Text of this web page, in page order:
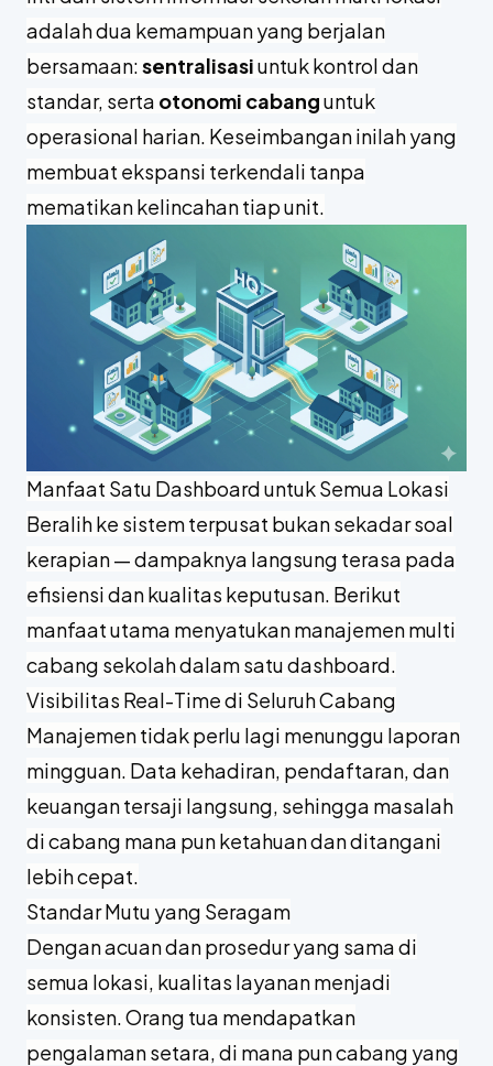
adalah dua kemampuan yang berjalan
bersamaan:sentralisasiuntuk kontrol dan
standar, serta otonomi cabanguntuk
operasional harian. Keseimbangan inilah yang
membuat ekspansi terkendali tanpa
mematikan kelincahan tiap unit.
Manfaat Satu Dashboard untuk Semua Lokasi
Beralih ke sistem terpusat bukan sekadar soal
kerapian — dampaknya langsung terasa pada
efisiensi dan kualitas keputusan. Berikut
manfaat utama menyatukan manajemen multi
cabang sekolah dalam satu dashboard.
Visibilitas Real-Time di Seluruh Cabang
Manajemen tidak perlu lagi menunggu laporan
mingguan. Data kehadiran, pendaftaran, dan
keuangan tersaji langsung, sehingga masalah
di cabang mana pun ketahuan dan ditangani
lebih cepat.
Standar Mutu yang Seragam
Dengan acuan dan prosedur yang sama di
semua lokasi, kualitas layanan menjadi
konsisten. Orang tua mendapatkan
pengalaman setara, di mana pun cabang yang